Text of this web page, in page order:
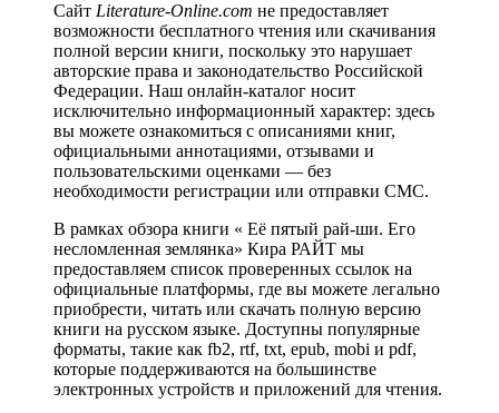
Сайт Literature-Online.com не предоставляет
возможности бесплатного чтения или скачивания
полной версии книги, поскольку это нарушает
авторские права и законодательство Российской
Федерации. Наш онлайн-каталог носит
исключительно информационный характер: здесь
вы можете ознакомиться с описаниями книг,
официальными аннотациями, отзывами и
пользовательскими оценками — без
необходимости регистрации или отправки СМС.
В рамках обзора книги « Её пятый рай-ши. Его
несломленная землянка» Кира РАЙТ мы
предоставляем список проверенных ссылок на
официальные платформы, где вы можете легально
приобрести, читать или скачать полную версию
книги на русском языке. Доступны популярные
форматы, такие как fb2, rtf, txt, epub, mobi и pdf,
которые поддерживаются на большинстве
электронных устройств и приложений для чтения.